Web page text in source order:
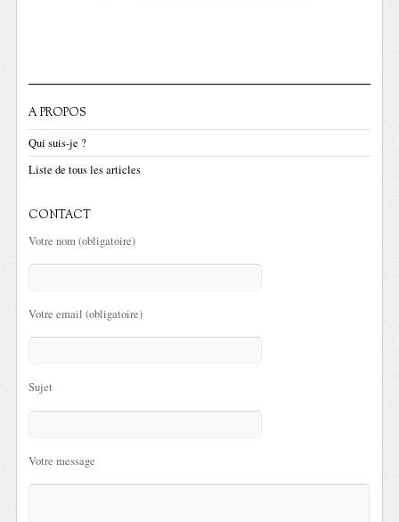
A PROPOS
Qui suis-je ?
Liste de tous les articles
CONTACT
Votre nom (obligatoire)
Votre email (obligatoire)
Sujet
Votre message